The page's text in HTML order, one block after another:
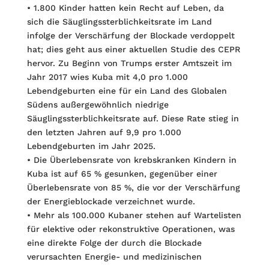
• 1.800 Kinder hatten kein Recht auf Leben, da
sich die Säuglingssterblichkeitsrate im Land
infolge der Verschärfung der Blockade verdoppelt
hat; dies geht aus einer aktuellen Studie des CEPR
hervor. Zu Beginn von Trumps erster Amtszeit im
Jahr 2017 wies Kuba mit 4,0 pro 1.000
Lebendgeburten eine für ein Land des Globalen
Südens außergewöhnlich niedrige
Säuglingssterblichkeitsrate auf. Diese Rate stieg in
den letzten Jahren auf 9,9 pro 1.000
Lebendgeburten im Jahr 2025.
• Die Überlebensrate von krebskranken Kindern in
Kuba ist auf 65 % gesunken, gegenüber einer
Überlebensrate von 85 %, die vor der Verschärfung
der Energie­blockade verzeichnet wurde.
• Mehr als 100.000 Kubaner stehen auf Wartelisten
für elektive oder rekonstruk­tive Operationen, was
eine direkte Folge der durch die Blockade
verursachten Energie- und medizinischen